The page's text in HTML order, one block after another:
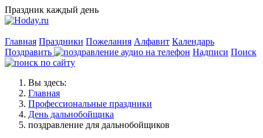
Праздник каждый день
Главная Праздники Пожелания Алфавит Календарь
Поздравить
Надписи Поиск
Вы здесь:
Главная
Профессиональные праздники
День дальнобойщика
поздравление для дальнобойщиков